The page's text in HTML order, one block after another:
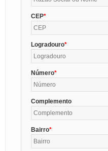
CEP
Logradouro
Número
Complemento
Bairro